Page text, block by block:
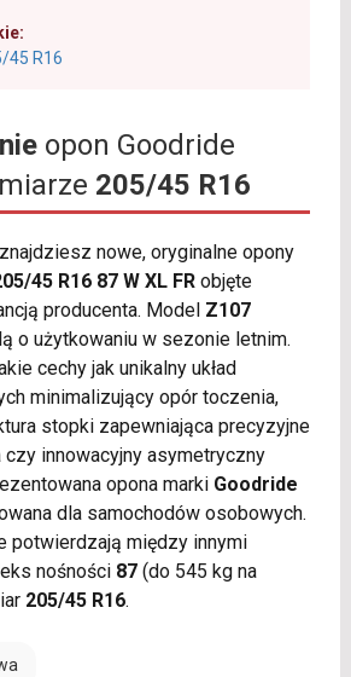
45 R16
opon Goodride
205/45 R16
nowe, oryginalne opony
45 R16 87 W XL FRobjęte
producenta. Model Z107
o użytkowaniu w sezonie letnim.
cechy jak unikalny układ
minimalizujący opór toczenia,
stopki zapewniająca precyzyjne
innowacyjny asymetryczny
opona marki Goodride
dla samochodów osobowych.
potwierdzają między innymi
nośności 87(do 545 kg na
205/45 R16.